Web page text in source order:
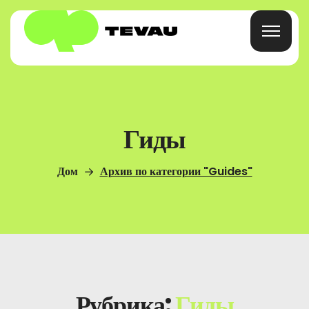
Часто Задаваемые Вопросы
Гиды
Дом Архив по категории "Guides"